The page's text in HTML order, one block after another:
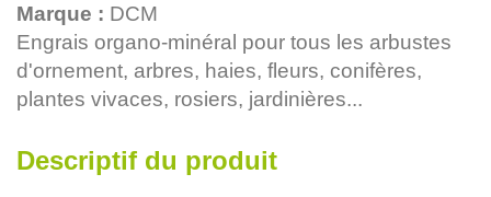
Marque : DCM
Engrais organo-minéral pour tous les arbustes
d'ornement, arbres, haies, fleurs, conifères,
plantes vivaces, rosiers, jardinières...
Descriptif du produit